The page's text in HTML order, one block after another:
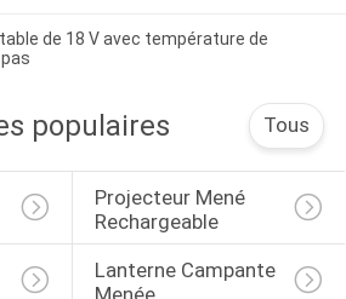
de 18 V avec température de
populaires Tous
Projecteur Mené
Rechargeable
Lanterne Campante
Menée